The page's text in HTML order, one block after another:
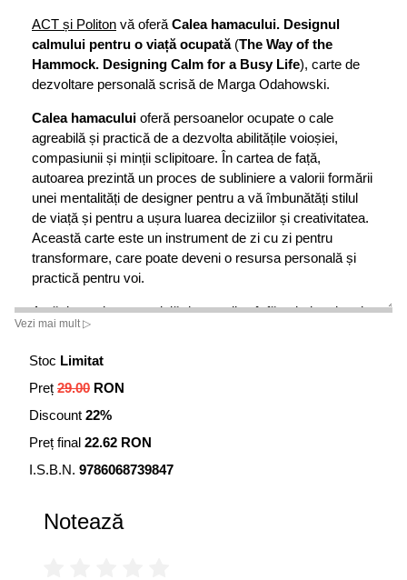
ACT și Politon vă oferă Calea hamacului. Designul
calmului pentru o viață ocupată(The Way of the
Hammock. Designing Calm for a Busy Life), carte de
dezvoltare personală scrisă de Marga Odahowski.
Calea hamacului oferă persoanelor ocupate o cale
agreabilă și practică de a dezvolta abilitățile voioșiei,
compasiunii și minții sclipitoare. În cartea de față,
autoarea prezintă un proces de subliniere a valorii formării
unei mentalități de designer pentru a vă îmbunătăți stilul
de viață și pentru a ușura luarea deciziilor și creativitatea.
Această carte este un instrument de zi cu zi pentru
transformare, care poate deveni o resursa personală și
practică pentru voi.
Astăzi, presiunea socială de a realiza înfăptuind mai mult
este omniprezentă. Astfel este necesară găsirea unor
Mindfulness (conștiența deplină) și practici ale calmului,
Odahowski în ultimii treizeci de ani. A obținut o diplomă de
instructor sanitar, profesor universitar și consultant pentru
Vezi mai mult ▷
Stoc Limitat
Preț 29.00 RON
Discount 22%
Preț final 22.62 RON
I.S.B.N. 9786068739847
Notează